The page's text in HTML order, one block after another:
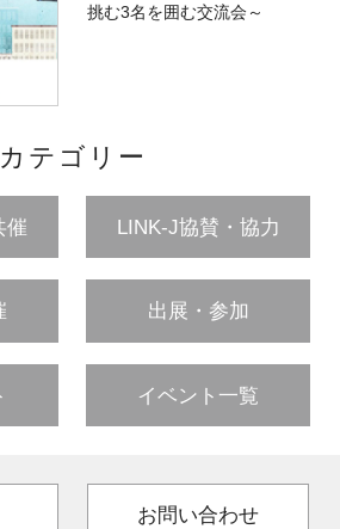
挑む3名を囲む交流会～
カテゴリー
催 LINK-J協賛・協力
出展・参加
イベント一覧
お問い合わせ